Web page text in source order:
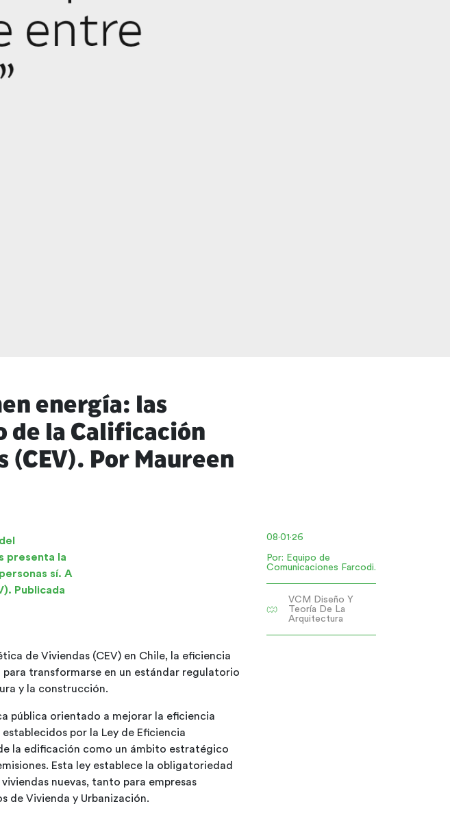
energía: las
de la Calificación
(CEV). Por Maureen
08·01·26
Por: Equipo de
Comunicaciones Farcodi.
VCM Diseño Y
Teoría De La
Arquitectura
presenta la
sí. A
Publicada
de Viviendas (CEV) en Chile, la eficiencia
transformarse en un estándar regulatorio
y la construcción.
pública orientado a mejorar la eficiencia
por la Ley de Eficiencia
la edificación como un ámbito estratégico
Esta ley establece la obligatoriedad
nuevas, tanto para empresas
de Vivienda y Urbanización.